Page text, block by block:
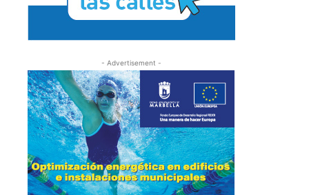
- Advertisement -